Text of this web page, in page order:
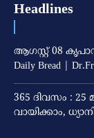
Headlines
ആഗസ്റ്റ് 08
Daily Bread |
365 ദിവസം :
വായിക്കാം,